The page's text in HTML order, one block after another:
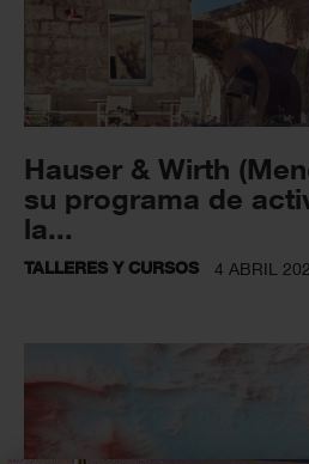
Hauser & Wirth
su programa de
la...
TALLERES Y CURSOS 4 ABRIL